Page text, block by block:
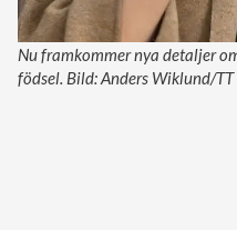
Nu framkommer nya detaljer
födsel. Bild: Anders Wiklund/TT